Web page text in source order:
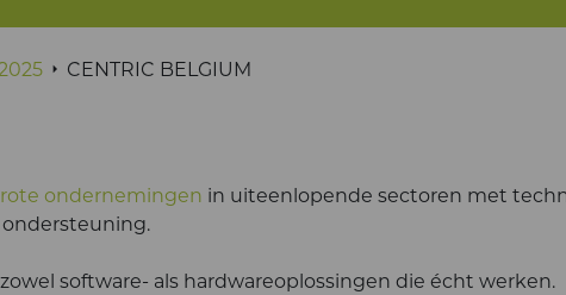
CENTRIC BELGIUM
ondernemingen in uiteenlopende sectoren met
ondersteuning.
software- als hardwareoplossingen die écht werken.